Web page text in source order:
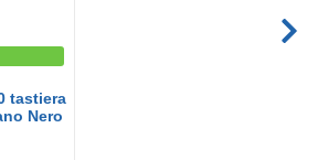
tastiera
Nero